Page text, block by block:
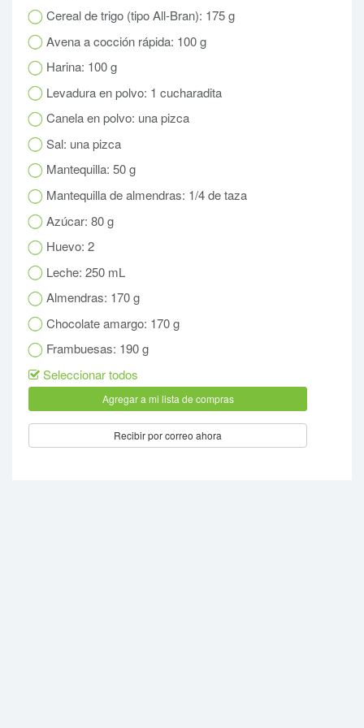
Cereal de trigo (tipo All-Bran): 175 g
Avena a cocción rápida: 100 g
Harina: 100 g
Levadura en polvo: 1 cucharadita
Canela en polvo: una pizca
Sal: una pizca
Mantequilla: 50 g
Mantequilla de almendras: 1/4 de taza
Azúcar: 80 g
Huevo: 2
Leche: 250 mL
Almendras: 170 g
Chocolate amargo: 170 g
Frambuesas: 190 g
Seleccionar todos
Recibir por correo ahora